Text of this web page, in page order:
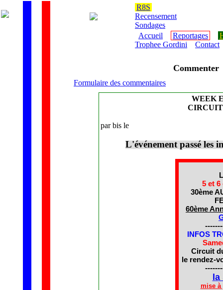
R8S
Recensement
Sondages
Accueil
Reportages
Trophee Gordini
Contact
Commenter
Formulaire des commentaires
WEEK
CIRCUIT
par bis le
L'événement passé les
5 et 6
30ème
60ème
INFOS
Circuit
le rendez-
mise à